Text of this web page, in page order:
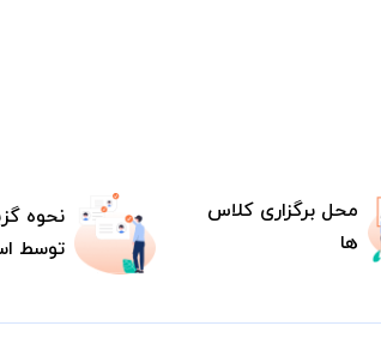
محل برگزاری کلاس
ها
نحوه
توسط